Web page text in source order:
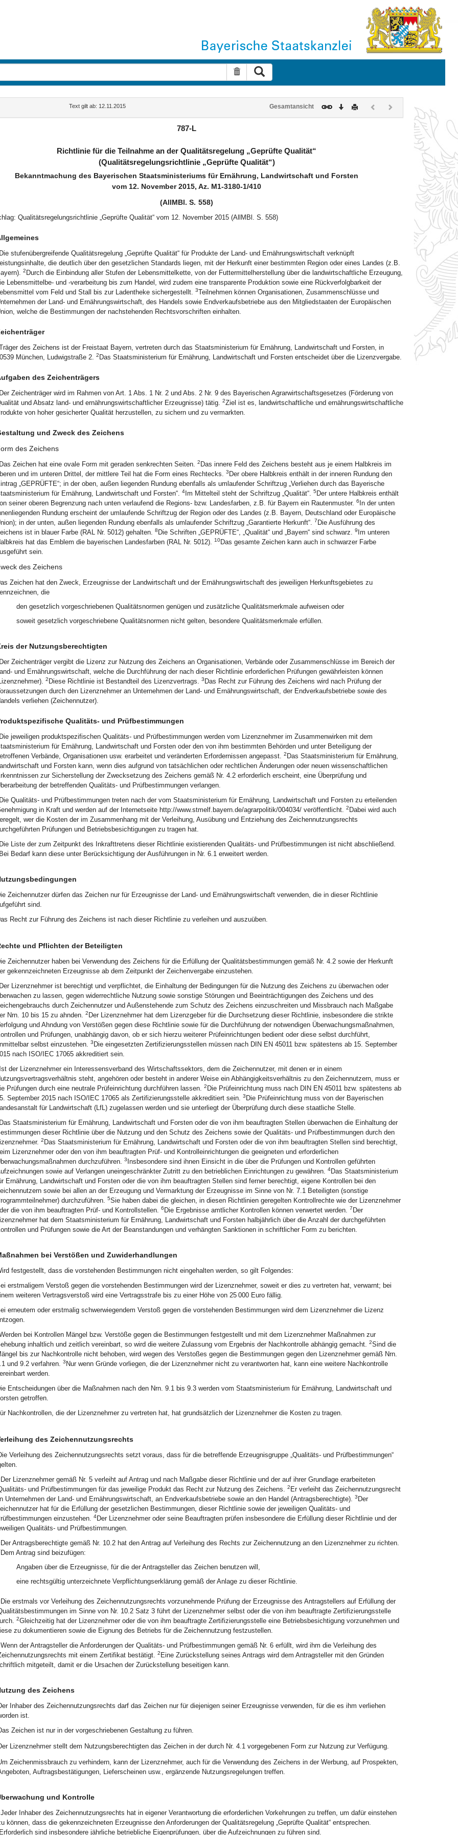
Suche zurücksetzen
Text gilt ab: 12.11.2015 Gesamtansicht Download
DruckenVorherigesNächstes
Dokument
(inaktiv)
787-L
Richtlinie für die Teilnahme an der Qualitätsregelung „Geprüfte Qualität“
(Qualitätsregelungsrichtlinie „Geprüfte Qualität“)
Bekanntmachung des Bayerischen Staatsministeriums für Ernährung, Landwirtschaft und Forsten
vom 12. November 2015, Az. M1-3180-1/410
(AllMBl. S. 558)
Qualitätsregelungsrichtlinie „Geprüfte Qualität“ vom 12. November 2015 (AllMBl. S. 558)
Die stufenübergreifende Qualitätsregelung „Geprüfte Qualität“ für Produkte der Land- und Ernährungswirtschaft verknüpft
die deutlich über den gesetzlichen Standards liegen, mit der Herkunft einer bestimmten Region oder eines Landes (z.B.
2 Durch die Einbindung aller Stufen der Lebensmittelkette, von der Futtermittelherstellung über die landwirtschaftliche Erzeugung,
Lebensmittelbe- und ‑verarbeitung bis zum Handel, wird zudem eine transparente Produktion sowie eine Rückverfolgbarkeit der
vom Feld und Stall bis zur Ladentheke sichergestellt. 3Teilnehmen können Organisationen, Zusammenschlüsse und
der Land- und Ernährungswirtschaft, des Handels sowie Endverkaufsbetriebe aus den Mitgliedstaaten der Europäischen
welche die Bestimmungen der nachstehenden Rechtsvorschriften einhalten.
des Zeichens ist der Freistaat Bayern, vertreten durch das Staatsministerium für Ernährung, Landwirtschaft und Forsten, in
München, Ludwigstraße 2. 2 Das Staatsministerium für Ernährung, Landwirtschaft und Forsten entscheidet über die Lizenzvergabe.
des Zeichenträgers
Der Zeichenträger wird im Rahmen von Art. 1 Abs. 1 Nr. 2 und Abs. 2 Nr. 9 des Bayerischen Agrarwirtschaftsgesetzes (Förderung von
und Absatz land- und ernährungswirtschaftlicher Erzeugnisse) tätig. 2Ziel ist es, landwirtschaftliche und ernährungswirtschaftliche
von hoher gesicherter Qualität herzustellen, zu sichern und zu vermarkten.
und Zweck des Zeichens
des Zeichens
Das Zeichen hat eine ovale Form mit geraden senkrechten Seiten. 2 Das innere Feld des Zeichens besteht aus je einem Halbkreis im
und im unteren Drittel, der mittlere Teil hat die Form eines Rechtecks. 3 Der obere Halbkreis enthält in der inneren Rundung den
„GEPRÜFTE“; in der oben, außen liegenden Rundung ebenfalls als umlaufender Schriftzug „Verliehen durch das Bayerische
für Ernährung, Landwirtschaft und Forsten“. 4Im Mittelteil steht der Schriftzug „Qualität“. 5 Der untere Halbkreis enthält
seiner oberen Begrenzung nach unten verlaufend die Regions- bzw. Landesfarben, z.B. für Bayern ein Rautenmuster. 6 In der unten
Rundung erscheint der umlaufende Schriftzug der Region oder des Landes (z.B. Bayern, Deutschland oder Europäische
in der unten, außen liegenden Rundung ebenfalls als umlaufender Schriftzug „Garantierte Herkunft“. 7 Die Ausführung des
ist in blauer Farbe (RAL Nr. 5012) gehalten. 8 Die Schriften „GEPRÜFTE“, „Qualität“ und „Bayern“ sind schwarz. 9 Im unteren
hat das Emblem die bayerischen Landesfarben (RAL Nr. 5012). 10Das gesamte Zeichen kann auch in schwarzer Farbe
sein.
des Zeichens
Zeichen hat den Zweck, Erzeugnisse der Landwirtschaft und der Ernährungswirtschaft des jeweiligen Herkunftsgebietes zu
die
den gesetzlich vorgeschriebenen Qualitätsnormen genügen und zusätzliche Qualitätsmerkmale aufweisen oder
soweit gesetzlich vorgeschriebene Qualitätsnormen nicht gelten, besondere Qualitätsmerkmale erfüllen.
der Nutzungsberechtigten
Der Zeichenträger vergibt die Lizenz zur Nutzung des Zeichens an Organisationen, Verbände oder Zusammenschlüsse im Bereich der
und Ernährungswirtschaft, welche die Durchführung der nach dieser Richtlinie erforderlichen Prüfungen gewährleisten können
2 Diese Richtlinie ist Bestandteil des Lizenzvertrags. 3 Das Recht zur Führung des Zeichens wird nach Prüfung der
durch den Lizenznehmer an Unternehmen der Land- und Ernährungswirtschaft, der Endverkaufsbetriebe sowie des
verliehen (Zeichennutzer).
Qualitäts- und Prüfbestimmungen
Die jeweiligen produktspezifischen Qualitäts- und Prüfbestimmungen werden vom Lizenznehmer im Zusammenwirken mit dem
für Ernährung, Landwirtschaft und Forsten oder den von ihm bestimmten Behörden und unter Beteiligung der
Verbände, Organisationen usw. erarbeitet und veränderten Erfordernissen angepasst. 2 Das Staatsministerium für Ernährung,
und Forsten kann, wenn dies aufgrund von tatsächlichen oder rechtlichen Änderungen oder neuen wissenschaftlichen
zur Sicherstellung der Zwecksetzung des Zeichens gemäß Nr. 4.2 erforderlich erscheint, eine Überprüfung und
der betreffenden Qualitäts- und Prüfbestimmungen verlangen.
Die Qualitäts- und Prüfbestimmungen treten nach der vom Staatsministerium für Ernährung, Landwirtschaft und Forsten zu erteilenden
in Kraft und werden auf der Internetseite http://www.stmelf.bayern.de/agrarpolitik/004034/ veröffentlicht. 2 Dabei wird auch
wer die Kosten der im Zusammenhang mit der Verleihung, Ausübung und Entziehung des Zeichennutzungsrechts
Prüfungen und Betriebsbesichtigungen zu tragen hat.
Die Liste der zum Zeitpunkt des Inkrafttretens dieser Richtlinie existierenden Qualitäts- und Prüfbestimmungen ist nicht abschließend.
Bei Bedarf kann diese unter Berücksichtigung der Ausführungen in Nr. 6.1 erweitert werden.
Zeichennutzer dürfen das Zeichen nur für Erzeugnisse der Land- und Ernährungswirtschaft verwenden, die in dieser Richtlinie
sind.
Recht zur Führung des Zeichens ist nach dieser Richtlinie zu verleihen und auszuüben.
und Pflichten der Beteiligten
Zeichennutzer haben bei Verwendung des Zeichens für die Erfüllung der Qualitätsbestimmungen gemäß Nr. 4.2 sowie der Herkunft
gekennzeichneten Erzeugnisse ab dem Zeitpunkt der Zeichenvergabe einzustehen.
Der Lizenznehmer ist berechtigt und verpflichtet, die Einhaltung der Bedingungen für die Nutzung des Zeichens zu überwachen oder
zu lassen, gegen widerrechtliche Nutzung sowie sonstige Störungen und Beeinträchtigungen des Zeichens und des
durch Zeichennutzer und Außenstehende zum Schutz des Zeichens einzuschreiten und Missbrauch nach Maßgabe
Nrn. 10 bis 15 zu ahnden. 2 Der Lizenznehmer hat dem Lizenzgeber für die Durchsetzung dieser Richtlinie, insbesondere die strikte
und Ahndung von Verstößen gegen diese Richtlinie sowie für die Durchführung der notwendigen Überwachungsmaßnahmen,
und Prüfungen, unabhängig davon, ob er sich hierzu weiterer Prüfeinrichtungen bedient oder diese selbst durchführt,
selbst einzustehen. 3 Die eingesetzten Zertifizierungsstellen müssen nach DIN EN 45011 bzw. spätestens ab 15. September
nach ISO/IEC 17065 akkreditiert sein.
Ist der Lizenznehmer ein Interessensverband des Wirtschaftssektors, dem die Zeichennutzer, mit denen er in einem
steht, angehören oder besteht in anderer Weise ein Abhängigkeitsverhältnis zu den Zeichennutzern, muss er
Prüfungen durch eine neutrale Prüfeinrichtung durchführen lassen. 2 Die Prüfeinrichtung muss nach DIN EN 45011 bzw. spätestens ab
September 2015 nach ISO/IEC 17065 als Zertifizierungsstelle akkreditiert sein. 3 Die Prüfeinrichtung muss von der Bayerischen
für Landwirtschaft (LfL) zugelassen werden und sie unterliegt der Überprüfung durch diese staatliche Stelle.
Das Staatsministerium für Ernährung, Landwirtschaft und Forsten oder die von ihm beauftragten Stellen überwachen die Einhaltung der
dieser Richtlinie über die Nutzung und den Schutz des Zeichens sowie der Qualitäts- und Prüfbestimmungen durch den
2 Das Staatsministerium für Ernährung, Landwirtschaft und Forsten oder die von ihm beauftragten Stellen sind berechtigt,
Lizenznehmer oder den von ihm beauftragten Prüf- und Kontrolleinrichtungen die geeigneten und erforderlichen
durchzuführen. 3 Insbesondere sind ihnen Einsicht in die über die Prüfungen und Kontrollen geführten
sowie auf Verlangen uneingeschränkter Zutritt zu den betrieblichen Einrichtungen zu gewähren. 4Das Staatsministerium
Ernährung, Landwirtschaft und Forsten oder die von ihm beauftragten Stellen sind ferner berechtigt, eigene Kontrollen bei den
sowie bei allen an der Erzeugung und Vermarktung der Erzeugnisse im Sinne von Nr. 7.1 Beteiligten (sonstige
durchzuführen. 5Sie haben dabei die gleichen, in diesen Richtlinien geregelten Kontrollrechte wie der Lizenznehmer
die von ihm beauftragten Prüf- und Kontrollstellen. 6 Die Ergebnisse amtlicher Kontrollen können verwertet werden. 7 Der
hat dem Staatsministerium für Ernährung, Landwirtschaft und Forsten halbjährlich über die Anzahl der durchgeführten
und Prüfungen sowie die Art der Beanstandungen und verhängten Sanktionen in schriftlicher Form zu berichten.
bei Verstößen und Zuwiderhandlungen
festgestellt, dass die vorstehenden Bestimmungen nicht eingehalten werden, so gilt Folgendes:
erstmaligem Verstoß gegen die vorstehenden Bestimmungen wird der Lizenznehmer, soweit er dies zu vertreten hat, verwarnt; bei
weiteren Vertragsverstoß wird eine Vertragsstrafe bis zu einer Höhe von 25 000 Euro fällig.
erneutem oder erstmalig schwerwiegendem Verstoß gegen die vorstehenden Bestimmungen wird dem Lizenznehmer die Lizenz
bei Kontrollen Mängel bzw. Verstöße gegen die Bestimmungen festgestellt und mit dem Lizenznehmer Maßnahmen zur
inhaltlich und zeitlich vereinbart, so wird die weitere Zulassung vom Ergebnis der Nachkontrolle abhängig gemacht. 2Sind die
bis zur Nachkontrolle nicht behoben, wird wegen des Verstoßes gegen die Bestimmungen gegen den Lizenznehmer gemäß Nrn.
und 9.2 verfahren. 3 Nur wenn Gründe vorliegen, die der Lizenznehmer nicht zu verantworten hat, kann eine weitere Nachkontrolle
werden.
Entscheidungen über die Maßnahmen nach den Nrn. 9.1 bis 9.3 werden vom Staatsministerium für Ernährung, Landwirtschaft und
getroffen.
Nachkontrollen, die der Lizenznehmer zu vertreten hat, hat grundsätzlich der Lizenznehmer die Kosten zu tragen.
des Zeichennutzungsrechts
Verleihung des Zeichennutzungsrechts setzt voraus, dass für die betreffende Erzeugnisgruppe „Qualitäts- und Prüfbestimmungen“
Der Lizenznehmer gemäß Nr. 5 verleiht auf Antrag und nach Maßgabe dieser Richtlinie und der auf ihrer Grundlage erarbeiteten
und Prüfbestimmungen für das jeweilige Produkt das Recht zur Nutzung des Zeichens. 2 Er verleiht das Zeichennutzungsrecht
Unternehmen der Land- und Ernährungswirtschaft, an Endverkaufsbetriebe sowie an den Handel (Antragsberechtigte). 3 Der
hat für die Erfüllung der gesetzlichen Bestimmungen, dieser Richtlinie sowie der jeweiligen Qualitäts- und
einzustehen. 4Der Lizenznehmer oder seine Beauftragten prüfen insbesondere die Erfüllung dieser Richtlinie und der
Qualitäts- und Prüfbestimmungen.
Der Antragsberechtigte gemäß Nr. 10.2 hat den Antrag auf Verleihung des Rechts zur Zeichennutzung an den Lizenznehmer zu richten.
Dem Antrag sind beizufügen:
Angaben über die Erzeugnisse, für die der Antragsteller das Zeichen benutzen will,
eine rechtsgültig unterzeichnete Verpflichtungserklärung gemäß der Anlage zu dieser Richtlinie.
Die erstmals vor Verleihung des Zeichennutzungsrechts vorzunehmende Prüfung der Erzeugnisse des Antragstellers auf Erfüllung der
im Sinne von Nr. 10.2 Satz 3 führt der Lizenznehmer selbst oder die von ihm beauftragte Zertifizierungsstelle
2Gleichzeitig hat der Lizenznehmer oder die von ihm beauftragte Zertifizierungsstelle eine Betriebsbesichtigung vorzunehmen und
zu dokumentieren sowie die Eignung des Betriebs für die Zeichennutzung festzustellen.
Wenn der Antragsteller die Anforderungen der Qualitäts- und Prüfbestimmungen gemäß Nr. 6 erfüllt, wird ihm die Verleihung des
mit einem Zertifikat bestätigt. 2 Eine Zurückstellung seines Antrags wird dem Antragsteller mit den Gründen
mitgeteilt, damit er die Ursachen der Zurückstellung beseitigen kann.
des Zeichens
Inhaber des Zeichennutzungsrechts darf das Zeichen nur für diejenigen seiner Erzeugnisse verwenden, für die es ihm verliehen
ist.
Zeichen ist nur in der vorgeschriebenen Gestaltung zu führen.
Lizenznehmer stellt dem Nutzungsberechtigten das Zeichen in der durch Nr. 4.1 vorgegebenen Form zur Nutzung zur Verfügung.
Zeichenmissbrauch zu verhindern, kann der Lizenznehmer, auch für die Verwendung des Zeichens in der Werbung, auf Prospekten,
Auftragsbestätigungen, Lieferscheinen usw., ergänzende Nutzungsregelungen treffen.
und Kontrolle
Jeder Inhaber des Zeichennutzungsrechts hat in eigener Verantwortung die erforderlichen Vorkehrungen zu treffen, um dafür einstehen
können, dass die gekennzeichneten Erzeugnisse den Anforderungen der Qualitätsregelung „Geprüfte Qualität“ entsprechen.
Erforderlich sind insbesondere jährliche betriebliche Eigenprüfungen, über die Aufzeichnungen zu führen sind.